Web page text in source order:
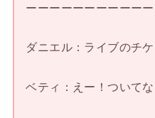
ーーーーーーーーーー
ダニエル：ライブのチ
ベティ：えー！ついてな